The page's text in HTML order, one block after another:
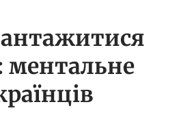
ментальне